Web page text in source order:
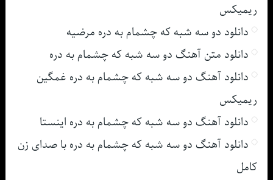
ریمیکس
دانلود دو سه شبه که چشمام به دره مرضیه
دانلود متن آهنگ دو سه شبه که چشمام به دره
دانلود آهنگ دو سه شبه که چشمام به دره غمگین
ریمیکس
دانلود آهنگ دو سه شبه که چشمام به دره اینستا
دانلود آهنگ دو سه شبه که چشمام به دره با صدای زن
کامل